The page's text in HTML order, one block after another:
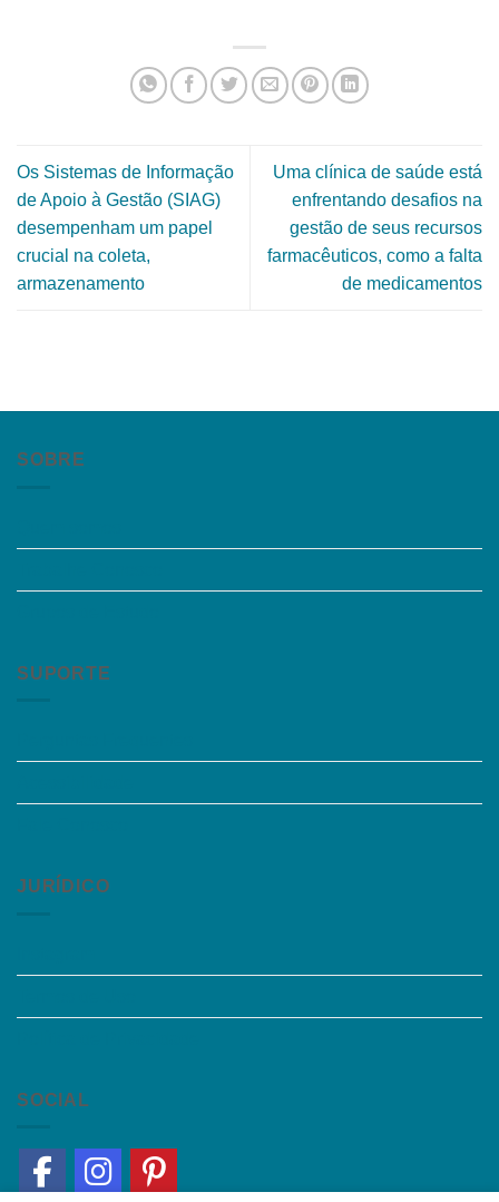
Os Sistemas de Informação
de Apoio à Gestão (SIAG)
desempenham um papel
crucial na coleta,
armazenamento
Uma clínica de saúde está
enfrentando desafios na
gestão de seus recursos
farmacêuticos, como a falta
de medicamentos
SOBRE
SUPORTE
JURÍDICO
SOCIAL